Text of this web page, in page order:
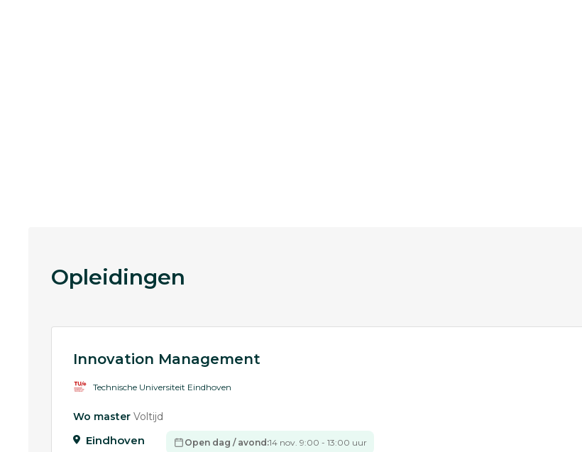
Opleidingen
Innovation Management
Technische Universiteit Eindhoven
Wo master Voltijd
Eindhoven Open dag / avond:14 nov. 9:00 - 13:00 uur